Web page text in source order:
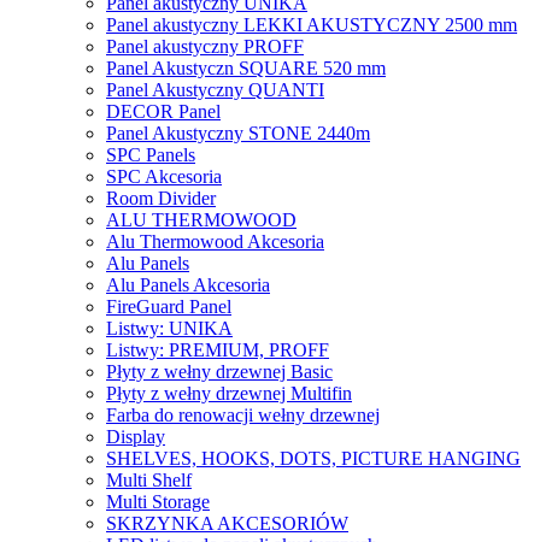
Panel akustyczny LEKKI AKUSTYCZNY 2500 mm
Panel akustyczny PROFF
Panel Akustyczn SQUARE 520 mm
Panel Akustyczny QUANTI
DECOR Panel
Panel Akustyczny STONE 2440m
SPC Panels
SPC Akcesoria
Room Divider
ALU THERMOWOOD
Alu Thermowood Akcesoria
Alu Panels
Alu Panels Akcesoria
FireGuard Panel
Listwy: UNIKA
Listwy: PREMIUM, PROFF
Płyty z wełny drzewnej Basic
Płyty z wełny drzewnej Multifin
Farba do renowacji wełny drzewnej
Display
SHELVES, HOOKS, DOTS, PICTURE HANGING
Multi Shelf
Multi Storage
SKRZYNKA AKCESORIÓW